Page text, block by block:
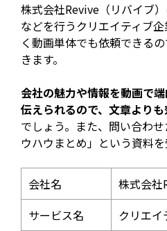
株式会社Revive（リバイブ
などを行うクリエイティブ
く動画単体でも依頼できる
きます。
会社の魅力や情報を動画で
伝えられるので、文章より
でしょう。また、問い合わ
ウハウまとめ」という資料を
会社名
株式会社
サービス名
クリエイ